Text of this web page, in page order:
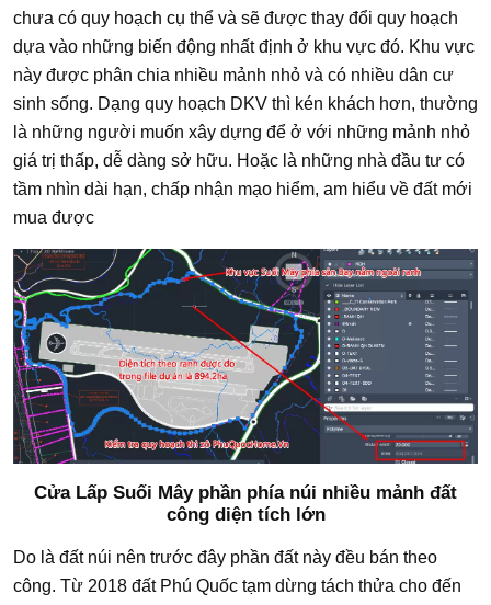
chưa có quy hoạch cụ thể và sẽ được thay đổi quy hoạch
dựa vào những biến động nhất định ở khu vực đó. Khu vực
này được phân chia nhiều mảnh nhỏ và có nhiều dân cư
sinh sống. Dạng quy hoạch DKV thì kén khách hơn, thường
là những người muốn xây dựng để ở với những mảnh nhỏ
giá trị thấp, dễ dàng sở hữu. Hoặc là những nhà đầu tư có
tầm nhìn dài hạn, chấp nhận mạo hiểm, am hiểu về đất mới
mua được
Cửa Lấp Suối Mây phần phía núi nhiều mảnh đất
công diện tích lớn
Do là đất núi nên trước đây phần đất này đều bán theo
công. Từ 2018 đất Phú Quốc tạm dừng tách thửa cho đến